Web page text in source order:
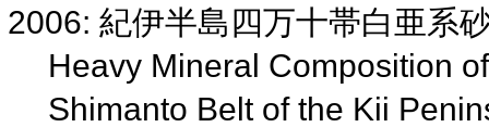
2006: 紀伊半島四万十帯白亜系
Heavy Mineral Composition
Shimanto Belt of the Kii